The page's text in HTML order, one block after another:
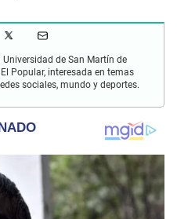
de San Martín de
Popular, interesada en temas
sociales, mundo y deportes.